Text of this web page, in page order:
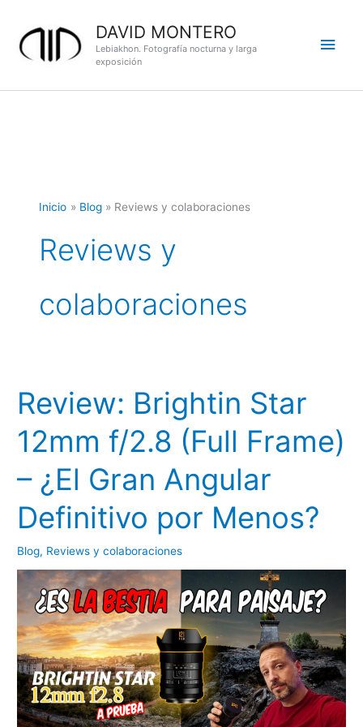
contenido
DAVID MONTERO
Lebiakhon. Fotografía nocturna y larga
exposición
Inicio Blog Reviews y colaboraciones
Reviews y
colaboraciones
Review: Brightin Star
12mm f/2.8 (Full Frame)
– ¿El Gran Angular
Definitivo por Menos?
Blog, Reviews y colaboraciones